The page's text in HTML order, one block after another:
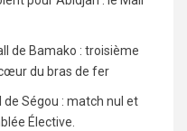
de Bamako : troisième
du bras de fer
Ségou : match nul et
Élective.